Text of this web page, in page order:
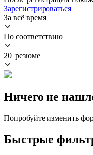
Зарегистрироваться
За всё время
По соответствию
20 резюме
Ничего не
Попробуйте изменить
Быстрые